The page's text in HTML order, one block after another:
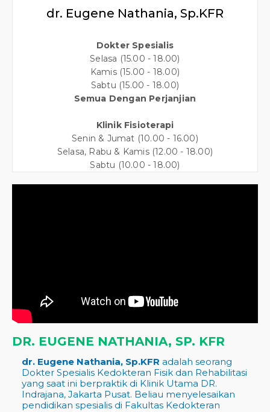
dr. Eugene Nathania, Sp.KFR
Dokter Spesialis
Selasa (15.00 - 18.00)
Kamis (15.00 - 18.00)
Sabtu (15.00 - 18.00)
Semua Dengan Perjanjian
Klinik Fisioterapi
Senin & Jumat (10.00 - 16.00)
Selasa, Rabu & Kamis (12.00 - 18.00)
Sabtu (10.00 - 18.00)
DR. EUGENE NATHANIA, SP. KFR
dr. Eugene Nathania, Sp.KFR adalah seorang
Dokter Spesialis Kedokteran Fisik dan Rehabilitasi
yang saat ini berpraktik di Klinik Utama DR.
Indrajana, Jakarta Pusat. Beliau menyelesaikan
pendidikan spesialis di Fakultas Kedokteran